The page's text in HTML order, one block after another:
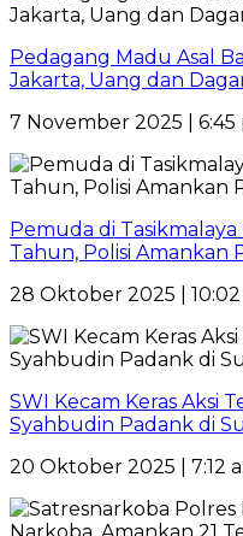
Pedagang Madu Asal
Jakarta, Uang dan
7 November 2025 | 6:45
Pemuda di
Tahun, Polisi Amankan
28 Oktober 2025 |
SWI Kecam Keras Aksi
Syahbudin Padank di
20 Oktober 2025 | 7:12